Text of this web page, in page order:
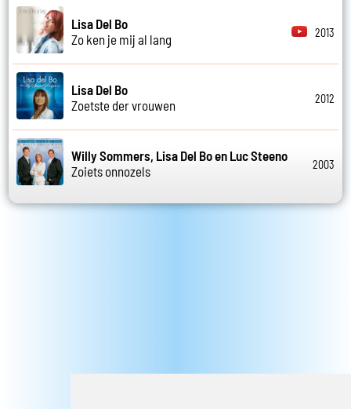
Lisa Del Bo
Zo ken je mij al lang
2013
Lisa Del Bo
Zoetste der vrouwen
2012
Willy Sommers, Lisa Del Bo en Luc Steeno
Zoiets onnozels
2003